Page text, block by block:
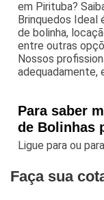
em Pirituba?
Brinquedos Ideal
de bolinha,
entre outras
Nossos
adequadamente,
Para saber
de Bolinhas
Ligue paraou
Faça sua